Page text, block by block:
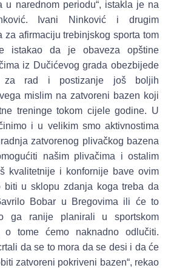
u narednom periodu“, istakla je na
Ivani Ninković i drugim
za afirmaciju trebinjskog sporta tom
istakao da je obaveza opštine
iz Dučićevog grada obezbijede
za rad i postizanje još boljih
mislim na zatvoreni bazen koji
treninge tokom cijele godine. U
i u velikim smo aktivnostima
zatvorenog plivačkog bazena
našim plivačima i ostalim
kvalitetnije i konfornije bave ovim
u sklopu zdanja koga treba da
Bobar u Bregovima ili će to
ga ranije planirali u sportskom
o tome ćemo naknadno odlučiti.
da se to mora da se desi i da će
zatvoreni pokriveni bazen“, rekao